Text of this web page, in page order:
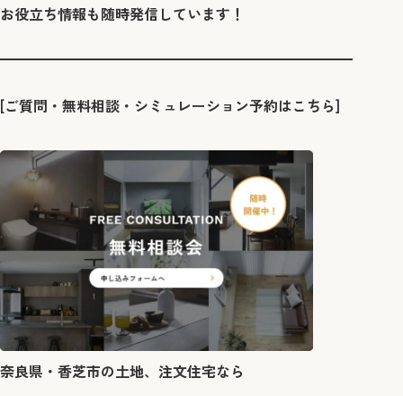
お役立ち情報も随時発信しています！
[ご質問・無料相談・シミュレーション予約はこちら]
奈良県・香芝市の土地、注文住宅なら